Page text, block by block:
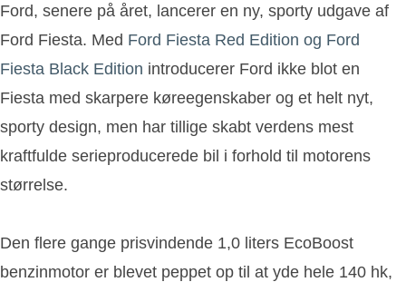
Ford, senere på året, lancerer en ny, sporty udgave af
Ford Fiesta. Med Ford Fiesta Red Edition og Ford
Fiesta Black Edition introducerer Ford ikke blot en
Fiesta med skarpere køreegenskaber og et helt nyt,
sporty design, men har tillige skabt verdens mest
kraftfulde serieproducerede bil i forhold til motorens
størrelse.
Den flere gange prisvindende 1,0 liters EcoBoost
benzinmotor er blevet peppet op til at yde hele 140 hk,